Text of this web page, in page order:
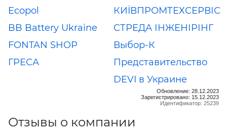
Ecopol
КИЇВПРОМТЕХСЕРВІС
BB Battery Ukraine
СТРЕДА ІНЖЕНІРІНГ
FONTAN SHOP
Выбор-К
ГРЕСА
Представительство
DEVI в Украине
Обновление: 28.12.2023
Зарегистрировано: 15.12.2023
Идентификатор: 25239
Отзывы о компании